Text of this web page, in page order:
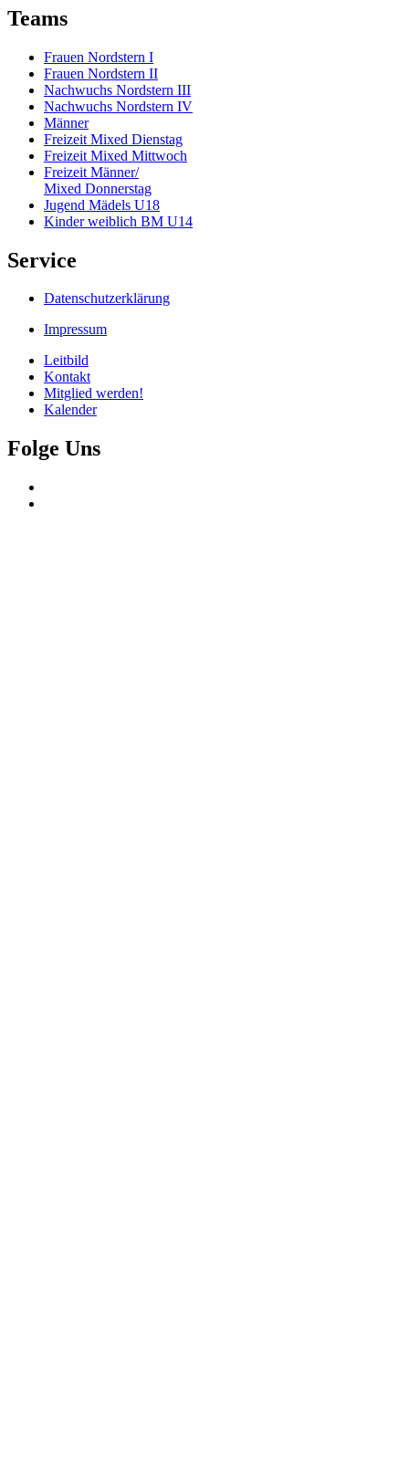
Teams
Frauen Nordstern I
Frauen Nordstern II
Nachwuchs Nordstern III
Nachwuchs Nordstern IV
Männer
Freizeit Mixed Dienstag
Freizeit Mixed Mittwoch
Freizeit Männer/
Mixed Donnerstag
Jugend Mädels U18
Kinder weiblich BM U14
Service
Datenschutzerklärung
Impressum
Leitbild
Kontakt
Mitglied werden!
Kalender
Folge Uns